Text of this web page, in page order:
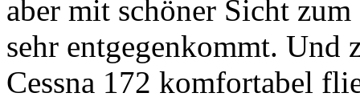
aber mit schöner Sicht
sehr entgegenkommt. Und
Cessna 172 komfortabel